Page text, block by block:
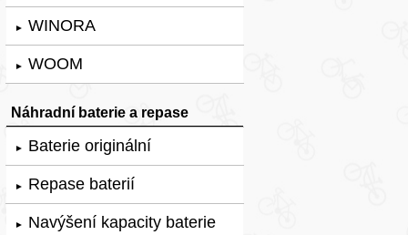
► WINORA
► WOOM
Náhradní baterie a repase
► Baterie originální
► Repase baterií
► Navýšení kapacity baterie